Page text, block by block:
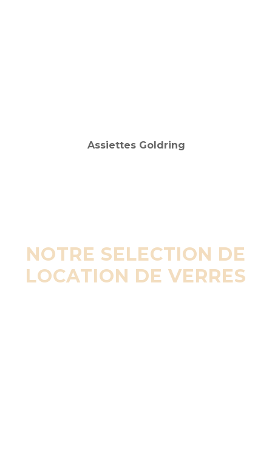
NOTRE SELECTION DE
LOCATION DE VERRES